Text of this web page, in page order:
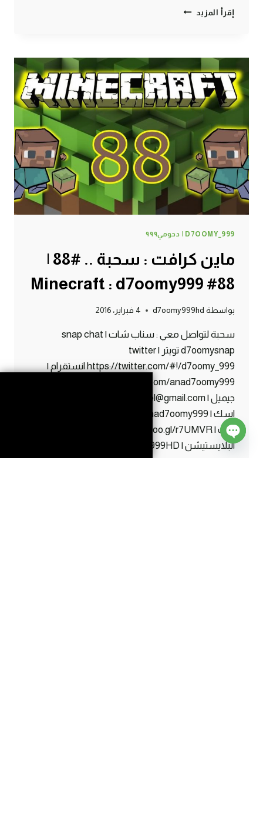
إقرأ المزيد ماين
البرتقالي
#89
89#
MINECRAFT
:
D7OOMY999
D7OOMY_999 | دحومي٩٩٩
ماين كرافت : سحبة .. #88 |
88# Minecraft : d7oomy999
بواسطة d7oomy999hd 4 فبراير، 2016
سحبة لتواصل معي : سناب شات | snap chat
d7oomysnap تويتر | twitter
https://twitter.com/#!/d7oomy_999 انستقرام |
instagram http://instagram.com/anad7oomy999
جيميل | gmail d7oomy999.channel@gmail.com
البلايستيشن | ps ID d7oomy999HD
Open